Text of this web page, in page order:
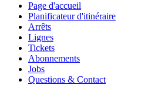
Page d'accueil
Planificateur d'itinéraire
Arrêts
Lignes
Tickets
Abonnements
Jobs
Questions & Contact